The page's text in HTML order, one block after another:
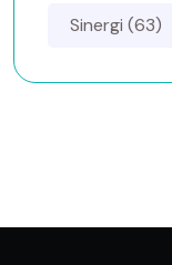
Sinergi (63)